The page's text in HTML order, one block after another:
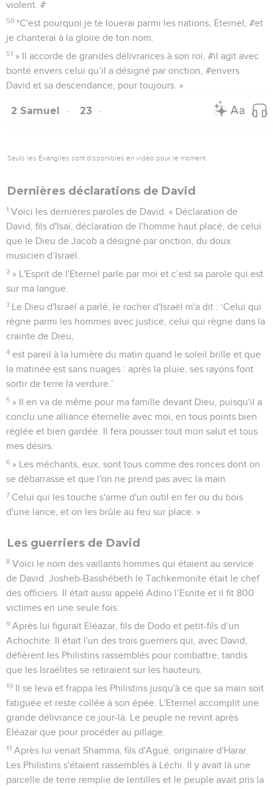
violent. #
50 *C'est pourquoi je te louerai parmi les nations, Eternel, #et
je chanterai à la gloire de ton nom.
51 » Il accorde de grandes délivrances à son roi, #il agit avec
bonté envers celui qu’il a désigné par onction, #envers
David et sa descendance, pour toujours. »
2 Samuel 23
Seuls les Évangiles sont disponibles en vidéo pour le moment.
Dernières déclarations de David
1 Voici les dernières paroles de David. « Déclaration de
David, fils d'Isaï, déclaration de l'homme haut placé, de celui
que le Dieu de Jacob a désigné par onction, du doux
musicien d’Israël.
2 » L'Esprit de l'Eternel parle par moi et c’est sa parole qui est
sur ma langue.
3 Le Dieu d'Israël a parlé, le rocher d'Israël m'a dit : ‘Celui qui
règne parmi les hommes avec justice, celui qui règne dans la
crainte de Dieu,
4 est pareil à la lumière du matin quand le soleil brille et que
la matinée est sans nuages : après la pluie, ses rayons font
sortir de terre la verdure.’
5 » Il en va de même pour ma famille devant Dieu, puisqu'il a
conclu une alliance éternelle avec moi, en tous points bien
réglée et bien gardée. Il fera pousser tout mon salut et tous
mes désirs.
6 » Les méchants, eux, sont tous comme des ronces dont on
se débarrasse et que l'on ne prend pas avec la main.
7 Celui qui les touche s'arme d'un outil en fer ou du bois
d'une lance, et on les brûle au feu sur place. »
Les guerriers de David
8 Voici le nom des vaillants hommes qui étaient au service
de David. Josheb-Basshébeth le Tachkemonite était le chef
des officiers. Il était aussi appelé Adino l’Esnite et il fit 800
victimes en une seule fois.
9 Après lui figurait Eléazar, fils de Dodo et petit-fils d’un
Achochite. Il était l'un des trois guerriers qui, avec David,
défièrent les Philistins rassemblés pour combattre, tandis
que les Israélites se retiraient sur les hauteurs.
10 Il se leva et frappa les Philistins jusqu'à ce que sa main soit
fatiguée et reste collée à son épée. L'Eternel accomplit une
grande délivrance ce jour-là. Le peuple ne revint après
Eléazar que pour procéder au pillage.
11 Après lui venait Shamma, fils d'Agué, originaire d'Harar.
Les Philistins s'étaient rassemblés à Léchi. Il y avait là une
parcelle de terre remplie de lentilles et le peuple avait pris la